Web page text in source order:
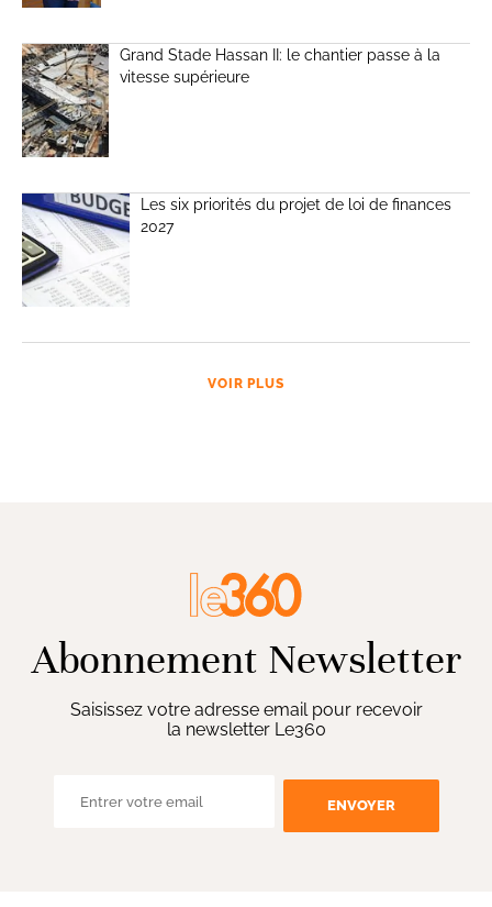
Grand Stade Hassan II: le chantier passe à la
vitesse supérieure
Les six priorités du projet de loi de finances
2027
VOIR PLUS
Abonnement Newsletter
Saisissez votre adresse email pour recevoir
la newsletter Le360
ENVOYER